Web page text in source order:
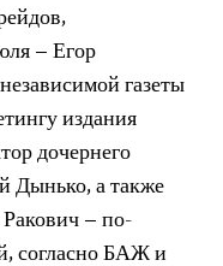
– Егор
газеты
издания
дочернего
Дынько, а также
Ракович – по-
согласно БАЖ и